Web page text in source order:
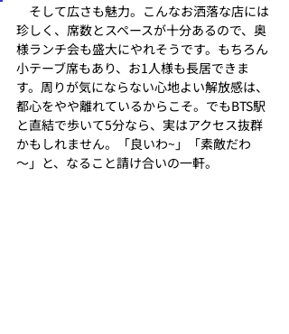
そして広さも魅力。こんなお洒落な店には
珍しく、席数とスペースが十分あるので、奥
様ランチ会も盛大にやれそうです。もちろん
小テーブ席もあり、お1人様も長居できま
す。周りが気にならない心地よい解放感は、
都心をやや離れているからこそ。でもBTS駅
と直結で歩いて5分なら、実はアクセス抜群
かもしれません。「良いわ~」「素敵だわ
～」と、なること請け合いの一軒。